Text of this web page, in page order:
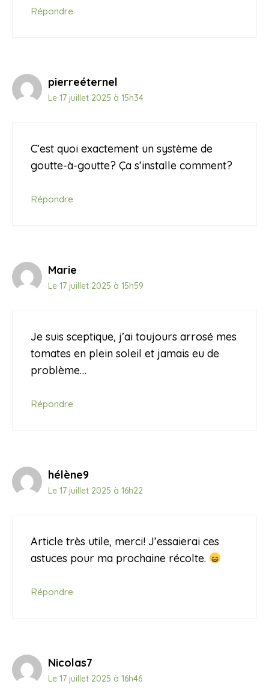
Répondre
pierreéternel
Le 17 juillet 2025 à 15h34
C’est quoi exactement un système de
goutte-à-goutte? Ça s’installe comment?
Répondre
Marie
Le 17 juillet 2025 à 15h59
Je suis sceptique, j’ai toujours arrosé mes
tomates en plein soleil et jamais eu de
problème…
Répondre
hélène9
Le 17 juillet 2025 à 16h22
Article très utile, merci! J’essaierai ces
astuces pour ma prochaine récolte.
Répondre
Nicolas7
Le 17 juillet 2025 à 16h46